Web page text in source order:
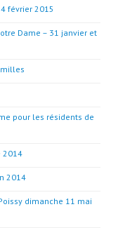
février 2015
Dame – 31 janvier et
pour les résidents de
2014
2014
dimanche 11 mai